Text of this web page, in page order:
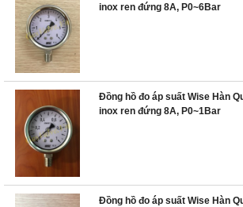
inox ren đứng 8A, P0~6Bar
Đồng hồ đo áp suất Wise Hàn
inox ren đứng 8A, P0~1Bar
Đồng hồ đo áp suất Wise Hàn